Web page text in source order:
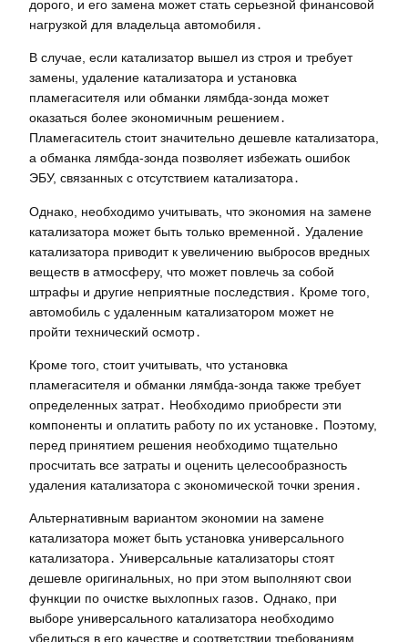
дорого, и его замена может стать серьезной финансовой
нагрузкой для владельца автомобиля․
В случае, если катализатор вышел из строя и требует
замены, удаление катализатора и установка
пламегасителя или обманки лямбда-зонда может
оказаться более экономичным решением․
Пламегаситель стоит значительно дешевле катализатора,
а обманка лямбда-зонда позволяет избежать ошибок
ЭБУ, связанных с отсутствием катализатора․
Однако, необходимо учитывать, что экономия на замене
катализатора может быть только временной․ Удаление
катализатора приводит к увеличению выбросов вредных
веществ в атмосферу, что может повлечь за собой
штрафы и другие неприятные последствия․ Кроме того,
автомобиль с удаленным катализатором может не
пройти технический осмотр․
Кроме того, стоит учитывать, что установка
пламегасителя и обманки лямбда-зонда также требует
определенных затрат․ Необходимо приобрести эти
компоненты и оплатить работу по их установке․ Поэтому,
перед принятием решения необходимо тщательно
просчитать все затраты и оценить целесообразность
удаления катализатора с экономической точки зрения․
Альтернативным вариантом экономии на замене
катализатора может быть установка универсального
катализатора․ Универсальные катализаторы стоят
дешевле оригинальных, но при этом выполняют свои
функции по очистке выхлопных газов․ Однако, при
выборе универсального катализатора необходимо
убедиться в его качестве и соответствии требованиям